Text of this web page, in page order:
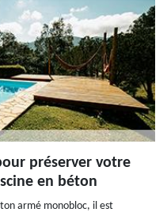
préserver votre
en béton
armé monobloc, il est